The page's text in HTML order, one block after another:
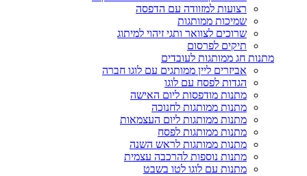
רצועות למזוודה עם הדפסה
שמיכות ממותגות
שרוכים לצוואר ותגי זיהוי למיתוג
תיקים לפרסום
מתנות חג ממותגות לעובדים
אביזרים ליין ממותגים עם לוגו חברה
הגדות לפסח עם לוגו
מתנות מודפסות ליום האישה
מתנות ממותגות לחנוכה
מתנות ממותגות ליום העצמאות
מתנות ממותגות לפסח
מתנות ממותגות לראש השנה
מתנות נוספות להרכבה עצמית
מתנות עם לוגו לטו בשבט